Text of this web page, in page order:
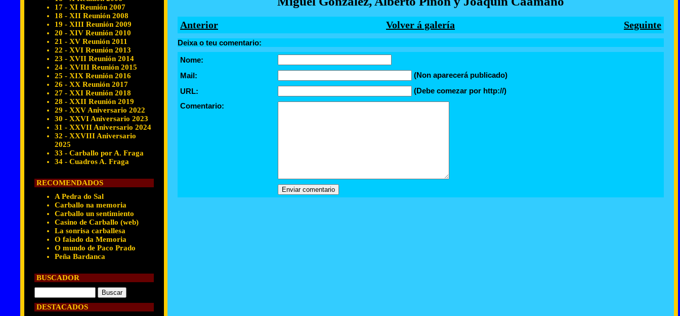
17 - XI Reunión 2007
18 - XII Reunión 2008
19 - XIII Reunión 2009
20 - XIV Reunión 2010
21 - XV Reunión 2011
22 - XVI Reunión 2013
23 - XVII Reunión 2014
24 - XVIII Reunión 2015
25 - XIX Reunión 2016
26 - XX Reunión 2017
27 - XXI Reunión 2018
28 - XXII Reunión 2019
29 - XXV Aniversario 2022
30 - XXVI Aniversario 2023
31 - XXVII Aniversario 2024
32 - XXVIII Aniversario
2025
33 - Carballo por A. Fraga
34 - Cuadros A. Fraga
RECOMENDADOS
A Pedra do Sal
Carballo na memoria
Carballo un sentimiento
Casino de Carballo (web)
La sonrisa carballesa
O faiado da Memoria
O mundo de Paco Prado
Peña Bardanca
BUSCADOR
DESTACADOS
Anterior Volver á galería Seguinte
Deixa o teu comentario:
Nome:
Mail:
(Non aparecerá publicado)
URL:
(Debe comezar por http://)
Comentario: